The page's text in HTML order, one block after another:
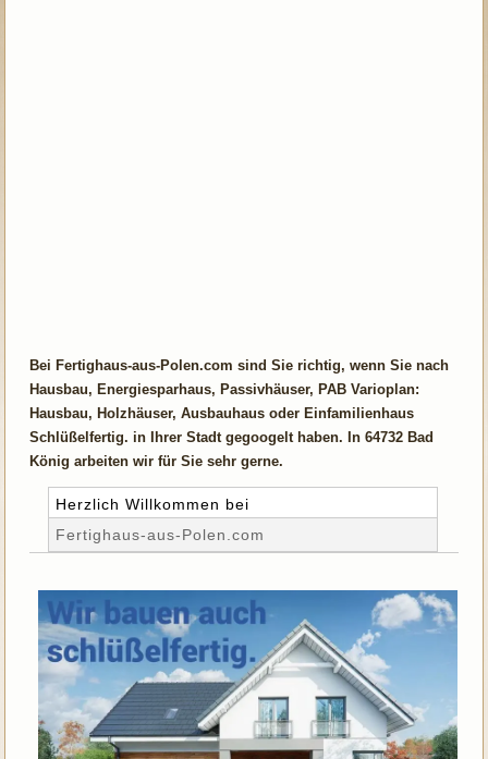
Bei Fertighaus-aus-Polen.com sind Sie richtig, wenn Sie nach
Hausbau, Energiesparhaus, Passivhäuser, PAB Varioplan:
Hausbau, Holzhäuser, Ausbauhaus oder Einfamilienhaus
Schlüßelfertig. in Ihrer Stadt gegoogelt haben. In 64732 Bad
König arbeiten wir für Sie sehr gerne.
Herzlich Willkommen bei
Fertighaus-aus-Polen.com